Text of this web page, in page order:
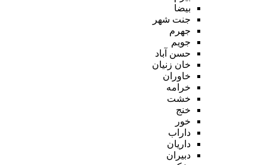
بیضا
جنت شهر
جهرم
جویم
حسن آباد
خان زنیان
خاوران
خرامه
خشت
خنج
خور
داراب
داریان
دبیران